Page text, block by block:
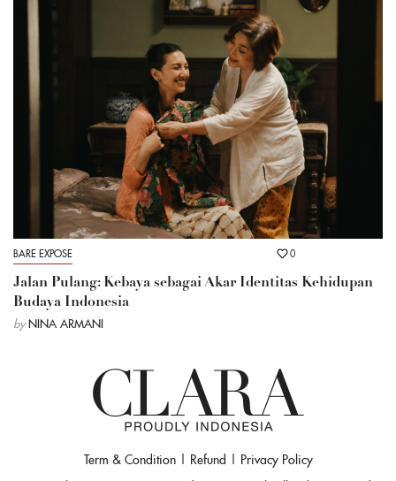
BARE EXPOSE 0
Jalan Pulang: Kebaya sebagai Akar Identitas Kehidupan
Budaya Indonesia
by NINA ARMANI
Term & Condition| Refund
Privacy Policy